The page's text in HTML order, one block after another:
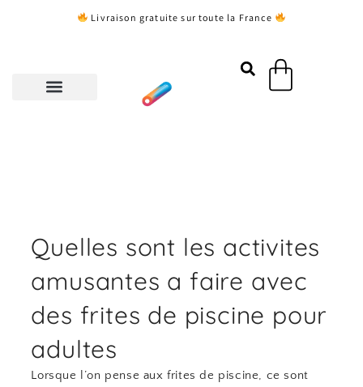
Livraison gratuite sur toute la France
Panier
Quelles sont les activites
amusantes a faire avec
des frites de piscine pour
adultes
Lorsque l’on pense aux frites de piscine, ce sont